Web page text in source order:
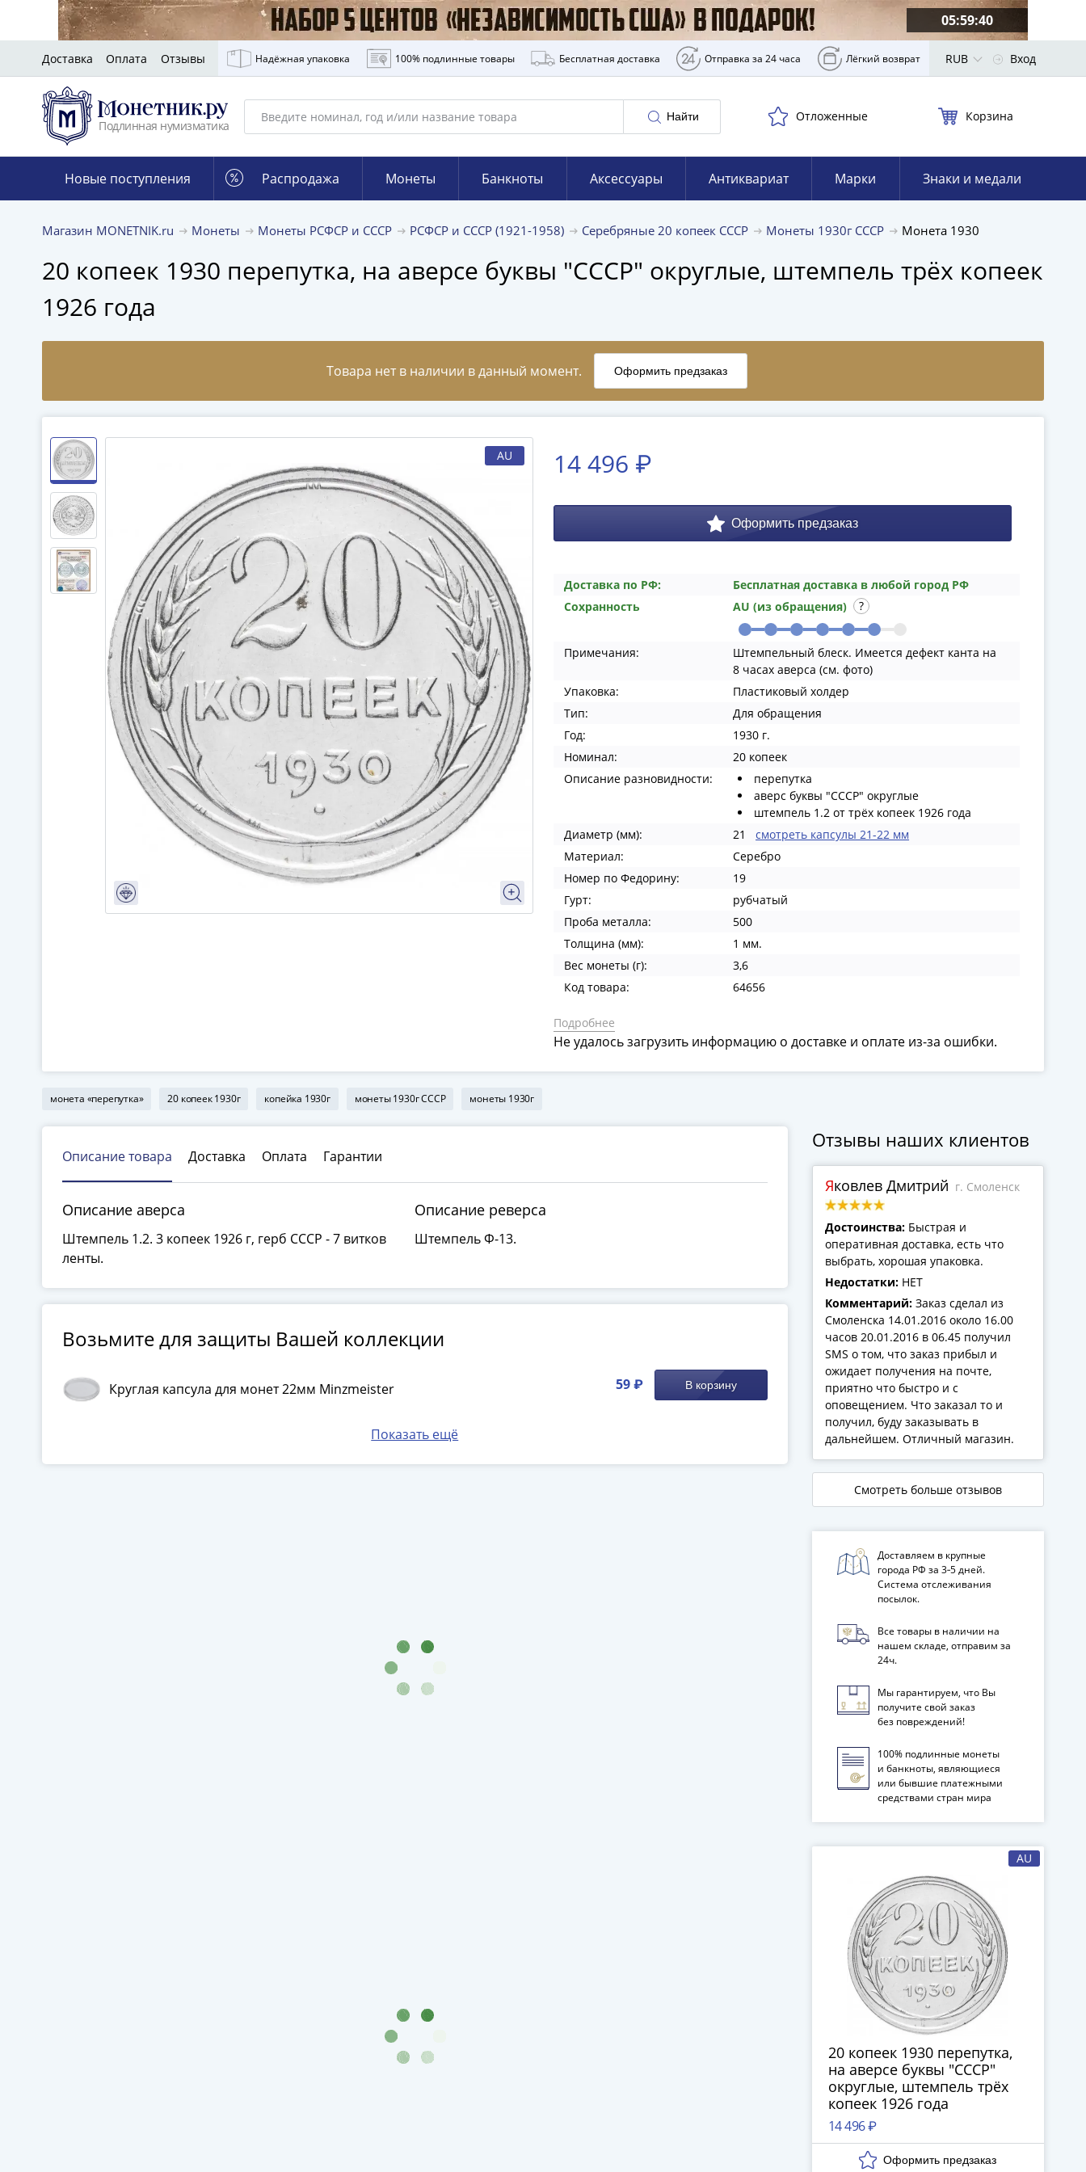
05:59:39
Доставка Оплата Отзывы Надёжная упаковка 100% подлинные товары Бесплатная доставка Отправка за 24 часа Лёгкий возврат RUB Вход
Подлинная нумизматика
Найти Отложенные Корзина
Новые поступления Распродажа Монеты Банкноты Аксессуары Антиквариат Марки Знаки и медали
Магазин MONETNIK.ru Монеты Монеты РСФСР и СССР РСФСР и СССР (1921-1958) Серебряные 20 копеек СССР Монеты 1930г СССР Монета 1930
20 копеек 1930 перепутка, на аверсе буквы "СССР" округлые, штемпель трёх копеек
1926 года
AU 14 496 ₽
Доставка по РФ:
Бесплатная доставка в любой город РФ
Сохранность
AU (из обращения)
Примечания:
Штемпельный блеск. Имеется дефект канта на
8 часах аверса (см. фото)
Упаковка:
Пластиковый холдер
Тип:
Для обращения
Год:
1930 г.
Номинал:
20 копеек
Описание разновидности:
перепутка
аверс буквы "СССР" округлые
штемпель 1.2 от трёх копеек 1926 года
Диаметр (мм):
21
смотреть капсулы 21-22 мм
Материал:
Серебро
Номер по Федорину:
19
Гурт:
рубчатый
Проба металла:
500
Толщина (мм):
1 мм.
Вес монеты (г):
3,6
Код товара:
64656
Подробнее
Не удалось загрузить информацию о доставке и оплате из-за ошибки.
монета «перепутка» 20 копеек 1930г копейка 1930г монеты 1930г СССР монеты 1930г
Описание товара Доставка Оплата Гарантии
Описание аверса
Штемпель 1.2. 3 копеек 1926 г, герб СССР - 7 витков
ленты.
Описание реверса
Штемпель Ф-13.
Возьмите для защиты Вашей коллекции
Круглая капсула для монет 22мм Minzmeister 59 ₽ В корзину
Показать ещё
Отзывы наших клиентов
Яковлев Дмитрий г. Смоленск
Достоинства: Быстрая и
оперативная доставка, есть что
выбрать, хорошая упаковка.
Недостатки: НЕТ
Комментарий: Заказ сделал из
Смоленска 14.01.2016 около 16.00
часов 20.01.2016 в 06.45 получил
SMS о том, что заказ прибыл и
ожидает получения на почте,
приятно что быстро и с
оповещением. Что заказал то и
получил, буду заказывать в
дальнейшем. Отличный магазин.
Смотреть больше отзывов
Доставляем в крупные
города РФ за 3‑5 дней.
Система отслеживания
посылок.
Все товары в наличии на
нашем складе, отправим за
24ч.
Мы гарантируем, что Вы
получите свой заказ
без повреждений!
100% подлинные монеты
и банкноты, являющиеся
или бывшие платежными
средствами стран мира
AU
20 копеек 1930 перепутка,
на аверсе буквы "СССР"
округлые, штемпель трёх
копеек 1926 года
14 496 ₽